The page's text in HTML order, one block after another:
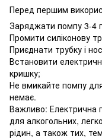
Перед першим
Заряджати помпу 3-4
Промити силіконову
Приєднати трубку і
Встановити
кришку;
Не вмикайте помпу
немає.
Важливо: Електрична
для алкогольних,
рідин, а також тих,